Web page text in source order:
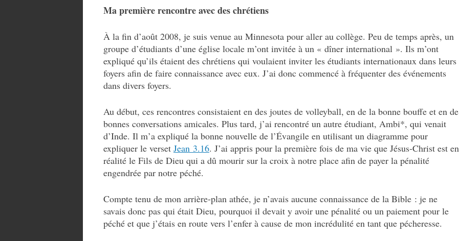
Ma première rencontre avec des chrétiens
À la fin d’août 2008, je suis venue au Minnesota pour aller au collège. Peu de temps après, un
groupe d’étudiants d’une église locale m’ont invitée à un « dîner international ». Ils m’ont
expliqué qu’ils étaient des chrétiens qui voulaient inviter les étudiants internationaux dans leurs
foyers afin de faire connaissance avec eux. J’ai donc commencé à fréquenter des événements
dans divers foyers.
Au début, ces rencontres consistaient en des joutes de volleyball, en de la bonne bouffe et en de
bonnes conversations amicales. Plus tard, j’ai rencontré un autre étudiant, Ambi*, qui venait
d’Inde. Il m’a expliqué la bonne nouvelle de l’Évangile en utilisant un diagramme pour
expliquer le verset Jean 3.16. J’ai appris pour la première fois de ma vie que Jésus‑Christ est en
réalité le Fils de Dieu qui a dû mourir sur la croix à notre place afin de payer la pénalité
engendrée par notre péché.
Compte tenu de mon arrière-plan athée, je n’avais aucune connaissance de la Bible : je ne
savais donc pas qui était Dieu, pourquoi il devait y avoir une pénalité ou un paiement pour le
péché et que j’étais en route vers l’enfer à cause de mon incrédulité en tant que pécheresse.